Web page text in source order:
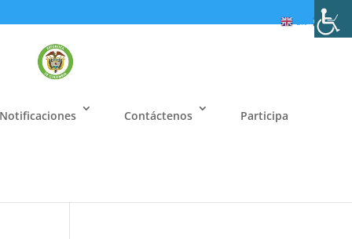
Notificaciones Contáctenos Participa
ES